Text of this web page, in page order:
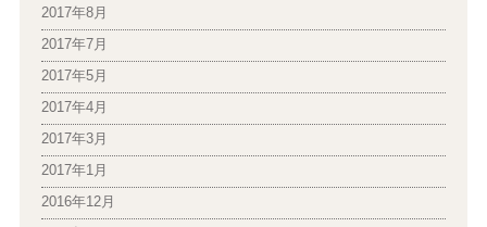
2017年8月
2017年7月
2017年5月
2017年4月
2017年3月
2017年1月
2016年12月